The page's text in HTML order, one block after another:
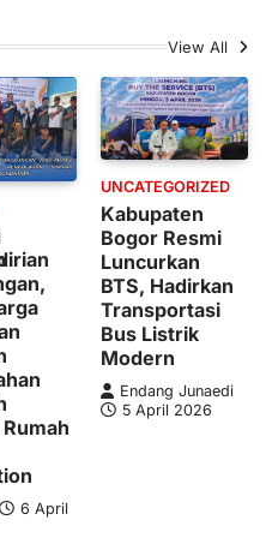
View All
6 April
UNCATEGORIZED
Kabupaten
Bogor Resmi
Luncurkan
BTS, Hadirkan
Transportasi
Bus Listrik
Modern
Endang Junaedi
5 April 2026